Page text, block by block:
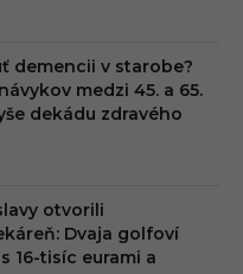
demencii v starobe?
medzi 45. a 65.
dekádu zdravého
otvorili
Dvaja golfoví
16-tisíc eurami a